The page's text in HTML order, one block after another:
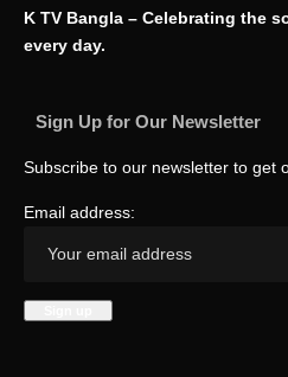
K TV Bangla – Celebrating the
every day.
Sign Up for Our Newsletter
Subscribe to our newsletter to get
Email address: